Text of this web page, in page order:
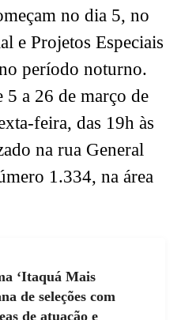
no dia 5, no
e Projetos Especiais
período noturno.
5 a 26 de março de
feira, das 19h às
na rua General
1.334, na área
‘Itaquá Mais
de seleções com
de atuação e